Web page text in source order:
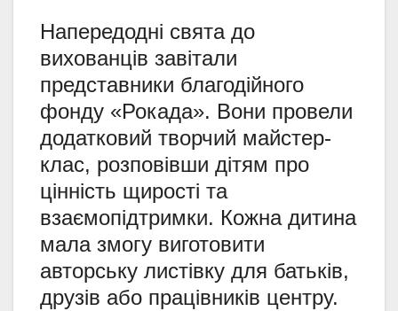
Напередодні свята до
вихованців завітали
представники благодійного
фонду «Рокада». Вони провели
додатковий творчий майстер-
клас, розповівши дітям про
цінність щирості та
взаємопідтримки. Кожна дитина
мала змогу виготовити
авторську листівку для батьків,
друзів або працівників центру.